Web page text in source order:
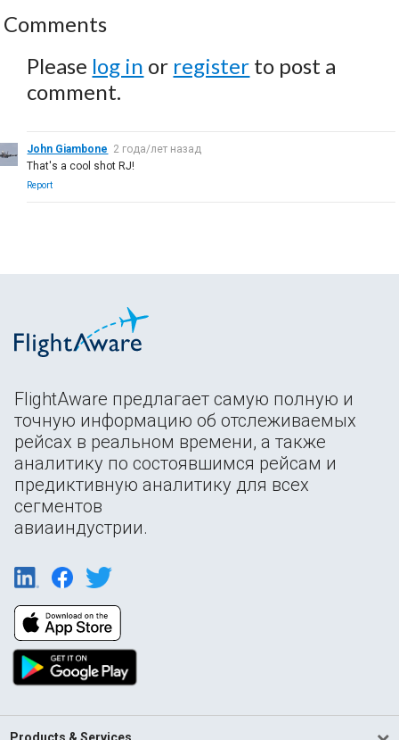
Comments
Please log in or register to post a
comment.
John Giambone 2 года/лет назад
That's a cool shot RJ!
Report
FlightAware предлагает самую полную и
точную информацию об отслеживаемых
рейсах в реальном времени, а также
аналитику по состоявшимся рейсам и
предиктивную аналитику для всех
сегментов
авиаиндустрии.